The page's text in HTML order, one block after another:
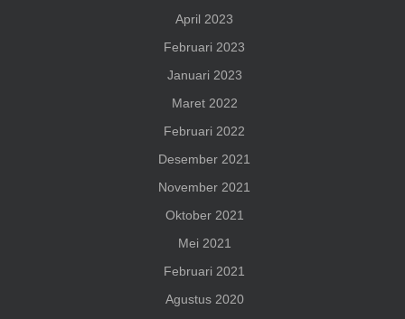
April 2023
Februari 2023
Januari 2023
Maret 2022
Februari 2022
Desember 2021
November 2021
Oktober 2021
Mei 2021
Februari 2021
Agustus 2020